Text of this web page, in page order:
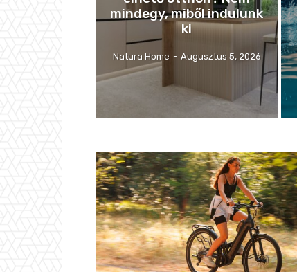
mindegy, miből indulunk
ki
Natura Home - Augusztus 5, 2026